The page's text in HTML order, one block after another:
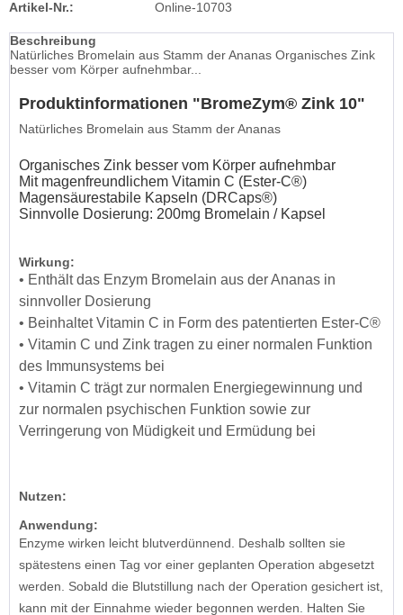
Artikel-Nr.: Online-10703
Beschreibung
Natürliches Bromelain aus Stamm der Ananas Organisches Zink
besser vom Körper aufnehmbar...
Produktinformationen "BromeZym® Zink 10"
Natürliches Bromelain aus Stamm der Ananas
Organisches Zink besser vom Körper aufnehmbar
Mit magenfreundlichem Vitamin C (Ester-C®)
Magensäurestabile Kapseln (DRCaps®)
Sinnvolle Dosierung: 200mg Bromelain / Kapsel
Wirkung:
• Enthält das Enzym Bromelain aus der Ananas in
sinnvoller Dosierung
• Beinhaltet Vitamin C in Form des patentierten Ester-C®
• Vitamin C und Zink tragen zu einer normalen Funktion
des Immunsystems bei
• Vitamin C trägt zur normalen Energiegewinnung und
zur normalen psychischen Funktion sowie zur
Verringerung von Müdigkeit und Ermüdung bei
Nutzen:
Anwendung:
Enzyme wirken leicht blutverdünnend. Deshalb sollten sie
spätestens einen Tag vor einer geplanten Operation abgesetzt
werden. Sobald die Blutstillung nach der Operation gesichert ist,
kann mit der Einnahme wieder begonnen werden. Halten Sie